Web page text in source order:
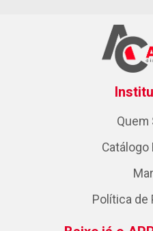
Quem
Catálogo
Política de